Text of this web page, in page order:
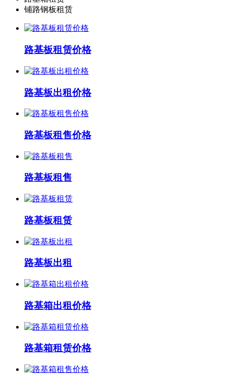
铺路钢板租赁
路基板租赁价格
路基板出租价格
路基板租售价格
路基板租售
路基板租赁
路基板出租
路基箱出租价格
路基箱租赁价格